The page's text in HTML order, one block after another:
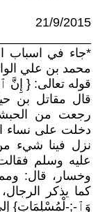
21/9/2015
*جاء في اسباب
محمد بن علي
قوله تعالى: { إِنَّ
قال مقاتل بن
رجعت من
دخلت على نساء
نزل فينا شيء
عليه وسلم
وخسار، قال: ومم
كما يذكر
وَٱ-;-لْمُسْلِمَاتِ}